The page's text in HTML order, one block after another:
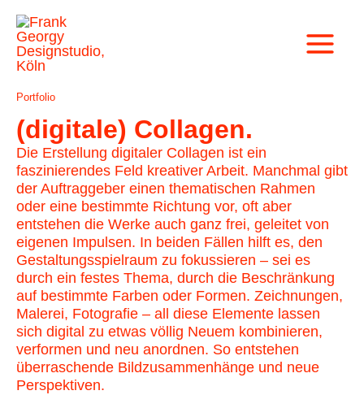
Zum
Inhalt
springen
Menu
Portfolio
(digitale) Collagen.
Die Erstellung digitaler Collagen ist ein
faszinierendes Feld kreativer Arbeit. Manchmal gibt
der Auftraggeber einen thematischen Rahmen
oder eine bestimmte Richtung vor, oft aber
entstehen die Werke auch ganz frei, geleitet von
eigenen Impulsen. In beiden Fällen hilft es, den
Gestaltungsspielraum zu fokussieren – sei es
durch ein festes Thema, durch die Beschränkung
auf bestimmte Farben oder Formen. Zeichnungen,
Malerei, Fotografie – all diese Elemente lassen
sich digital zu etwas völlig Neuem kombinieren,
verformen und neu anordnen. So entstehen
überraschende Bildzusammenhänge und neue
Perspektiven.